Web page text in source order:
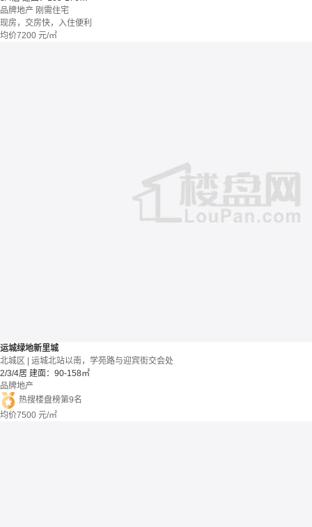
品牌地产 刚需住宅
现房，交房快，入住便利
均价7200 元/㎡
运城绿地新里城
北城区 | 运城北站以南，学苑路与迎宾街交会处
2/3/4居 建面：90-158㎡
品牌地产
热搜楼盘榜第9名
均价7500 元/㎡